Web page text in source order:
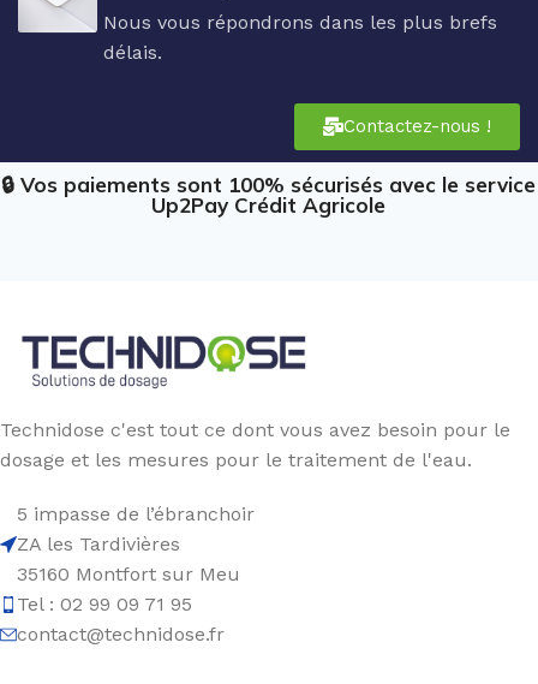
Nous vous répondrons dans les plus brefs
délais.
Contactez-nous !
🔒 Vos paiements sont 100% sécurisés avec le service
Up2Pay Crédit Agricole
Technidose c'est tout ce dont vous avez besoin pour le
dosage et les mesures pour le traitement de l'eau.
5 impasse de l’ébranchoir
ZA les Tardivières
35160 Montfort sur Meu
Tel : 02 99 09 71 95
contact@technidose.fr